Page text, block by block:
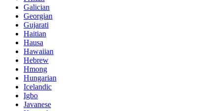
Galician
Georgian
Gujarati
Haitian
Hausa
Hawaiian
Hebrew
Hmong
Hungarian
Icelandic
Igbo
Javanese